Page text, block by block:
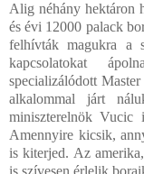
Alig néhány hektáron
és évi 12000 palack
felhívták magukra a
kapcsolatokat
specializálódott
alkalommal járt
miniszterelnök Vucic
Amennyire kicsik,
is kiterjed. Az